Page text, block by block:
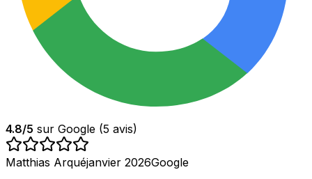
4.8/5 sur Google (5 avis)
Matthias Arquéjanvier 2026Google